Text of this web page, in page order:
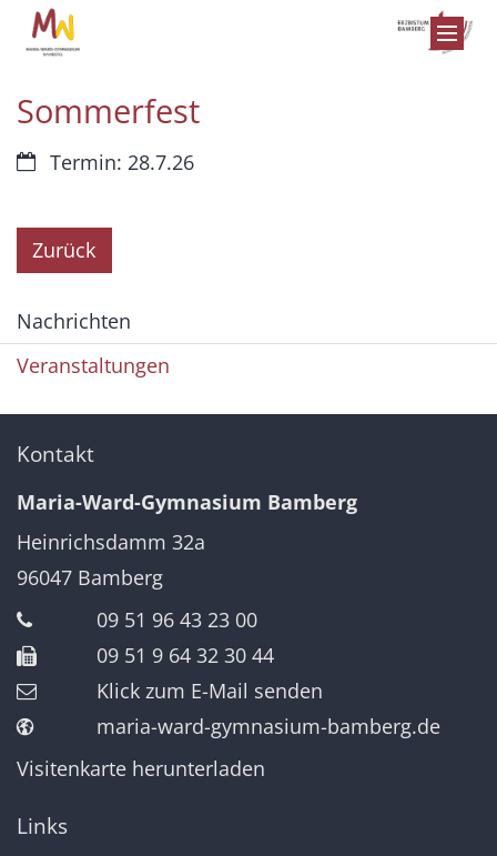
Zum Inhalt springen
Sommerfest
Datum:Termin: 28.7.26
Zurück
Nachrichten
Veranstaltungen
Kontakt
Maria-Ward-Gymnasium Bamberg
Heinrichsdamm 32a
96047 Bamberg
09 51 96 43 23 00
09 51 9 64 32 30 44
Klick zum E-Mail senden
maria-ward-gymnasium-bamberg.de
Visitenkarte herunterladen
Links